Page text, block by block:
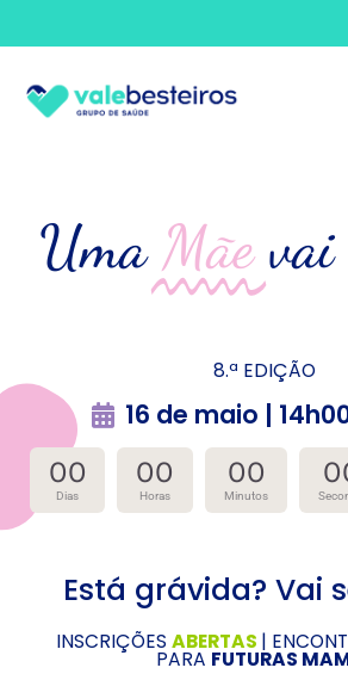
UmaMãe vai
8.ª EDIÇÃO
16 de maio |
00
Dias
00
Horas
00
Minutos
Está grávida? Vai
INSCRIÇÕES ABERTAS |
PARA FUTURAS